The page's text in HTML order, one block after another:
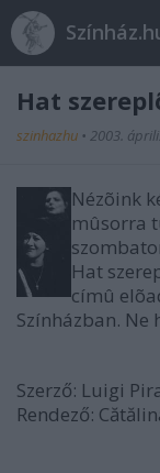
Hat
szinhazhu • 2003.
Nézõink
mûsorra
Hat
címû
Színházban. Ne
Szerző: Luigi
Rendező: